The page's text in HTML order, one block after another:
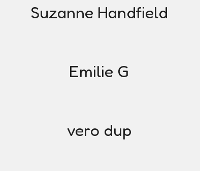
Suzanne Handfield
Emilie G
vero dup